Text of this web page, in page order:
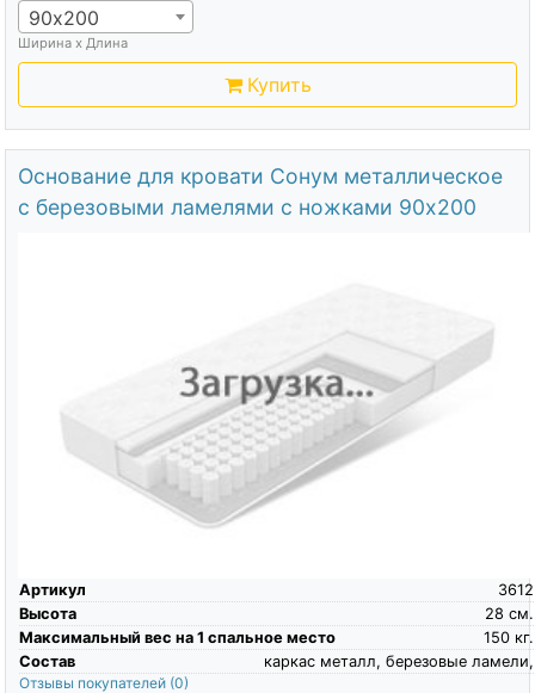
90х200
Ширина х Длина
Купить
Основание для кровати Сонум металлическое
с березовыми ламелями с ножками 90х200
Артикул
3612
Высота
см.
28
Максимальный вес на 1 спальное место
кг.
150
Состав
каркас металл, березовые ламели,
Отзывы покупателей (0)